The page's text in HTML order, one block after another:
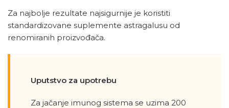
Za najbolje rezultate najsigurnije je koristiti
standardizovane suplemente astragalusu od
renomiranih proizvođača.
Uputstvo za upotrebu
Za jačanje imunog sistema se uzima 200